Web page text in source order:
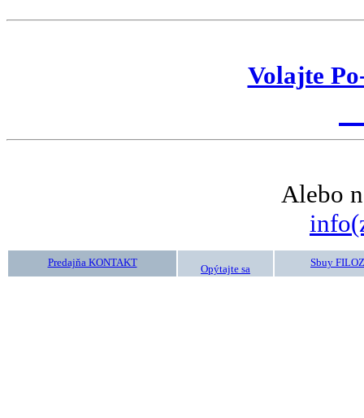
Volajte
Alebo
Predajňa KONTAKT
Opýtajte sa
Sbuy